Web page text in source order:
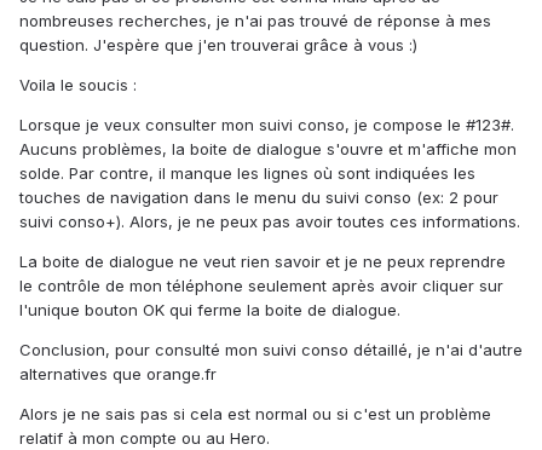
nombreuses recherches, je n'ai pas trouvé de réponse à mes
question. J'espère que j'en trouverai grâce à vous :)
Voila le soucis :
Lorsque je veux consulter mon suivi conso, je compose le #123#.
Aucuns problèmes, la boite de dialogue s'ouvre et m'affiche mon
solde. Par contre, il manque les lignes où sont indiquées les
touches de navigation dans le menu du suivi conso (ex: 2 pour
suivi conso+). Alors, je ne peux pas avoir toutes ces informations.
La boite de dialogue ne veut rien savoir et je ne peux reprendre
le contrôle de mon téléphone seulement après avoir cliquer sur
l'unique bouton OK qui ferme la boite de dialogue.
Conclusion, pour consulté mon suivi conso détaillé, je n'ai d'autre
alternatives que orange.fr
Alors je ne sais pas si cela est normal ou si c'est un problème
relatif à mon compte ou au Hero.